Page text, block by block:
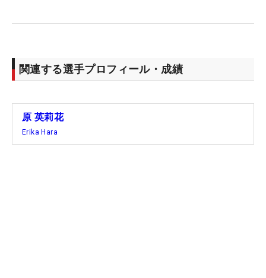
関連する選手プロフィール・成績
原 英莉花
Erika Hara